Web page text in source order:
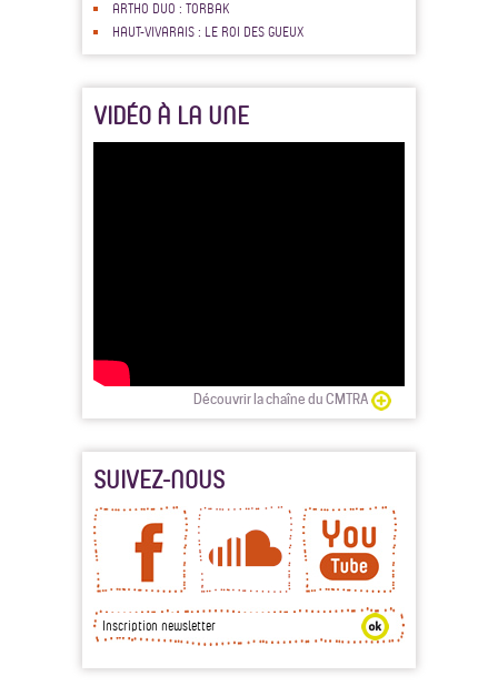
ARTHO DUO : TORBAK
HAUT-VIVARAIS : LE ROI DES GUEUX
VIDÉO À LA UNE
Découvrir la chaîne du CMTRA
SUIVEZ-NOUS